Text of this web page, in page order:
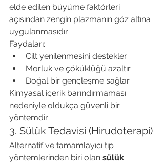
elde edilen büyüme faktörleri
açısından zengin plazmanın göz altına
uygulanmasıdır.
Faydaları:
Cilt yenilenmesini destekler
Morluk ve çöküklüğü azaltır
Doğal bir gençleşme sağlar
Kimyasal içerik barındırmaması
nedeniyle oldukça güvenli bir
yöntemdir.
3. Sülük Tedavisi (Hirudoterapi)
Alternatif ve tamamlayıcı tıp
yöntemlerinden biri olan sülük